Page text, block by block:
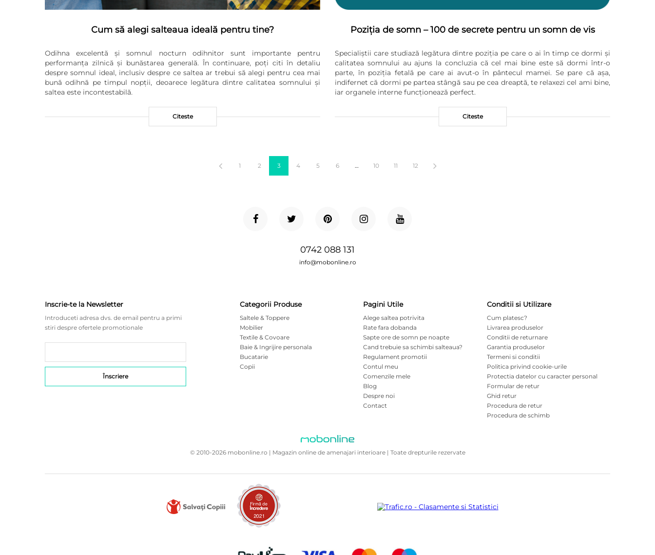
Cum să alegi salteaua ideală pentru tine?
Odihna excelentă și somnul nocturn odihnitor sunt importante pentru
performanța zilnică și bunăstarea generală. În continuare, poți citi în detaliu
despre somnul ideal, inclusiv despre ce saltea ar trebui să alegi pentru cea mai
bună odihnă pe timpul nopții, deoarece legătura dintre calitatea somnului și
saltea este incontestabilă.
Citeste
Poziția de somn – 100 de secrete pentru un somn de vis
Specialiștii care studiază legătura dintre poziția pe care o ai în timp ce dormi și
calitatea somnului au ajuns la concluzia că cel mai bine este să dormi într-o
parte, în poziția fetală pe care ai avut-o în pântecul mamei. Se pare că așa,
indifernet că dormi pe partea stângă sau pe cea dreaptă, te relaxezi cel ami bine,
iar organele interne funcționează perfect.
Citeste
1 2 3 4 5 6 … 10 11 12
0742 088 131
info@mobonline.ro
Inscrie-te la Newsletter
Introduceti adresa dvs. de email pentru a primi
stiri despre ofertele promotionale
Categorii Produse
Saltele & Toppere
Mobilier
Textile & Covoare
Baie & Ingrijire personala
Bucatarie
Copii
Pagini Utile
Alege saltea potrivita
Rate fara dobanda
Sapte ore de somn pe noapte
Cand trebuie sa schimbi salteaua?
Regulament promotii
Contul meu
Comenzile mele
Blog
Despre noi
Contact
Conditii si Utilizare
Cum platesc?
Livrarea produselor
Conditii de returnare
Garantia produselor
Termeni si conditii
Politica privind cookie-urile
Protectia datelor cu caracter personal
Formular de retur
Ghid retur
Procedura de retur
Procedura de schimb
© 2010-2026 mobonline.ro | Magazin online de amenajari interioare | Toate drepturile rezervate